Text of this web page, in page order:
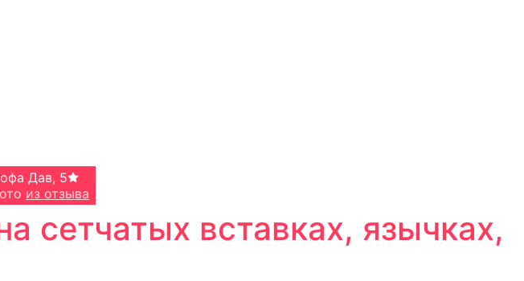
Дав, 5
из отзыва
сетчатых вставках, язычках,